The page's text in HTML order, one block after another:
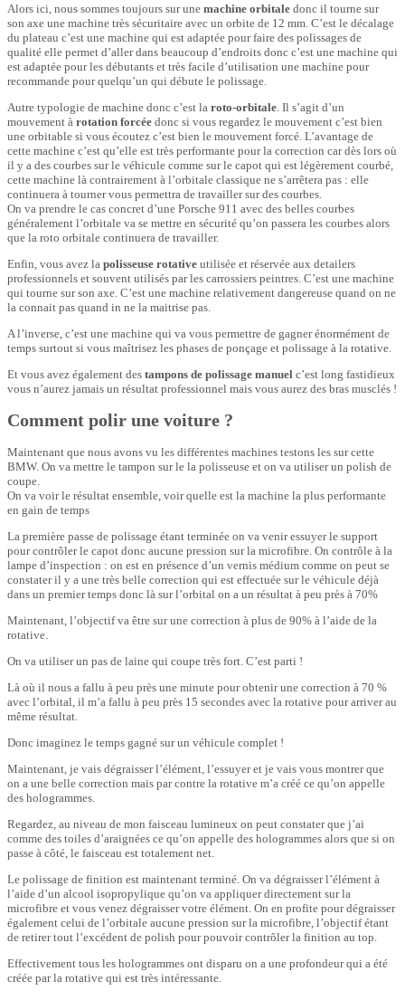
Alors ici, nous sommes toujours sur une machine orbitale donc il tourne sur
son axe une machine très sécuritaire avec un orbite de 12 mm. C’est le décalage
du plateau c’est une machine qui est adaptée pour faire des polissages de
qualité elle permet d’aller dans beaucoup d’endroits donc c’est une machine qui
est adaptée pour les débutants et très facile d’utilisation une machine pour
recommande pour quelqu’un qui débute le polissage.
Autre typologie de machine donc c’est la roto-orbitale . Il s’agit d’un
mouvement à rotation forcée donc si vous regardez le mouvement c’est bien
une orbitable si vous écoutez c’est bien le mouvement forcé. L’avantage de
cette machine c’est qu’elle est très performante pour la correction car dès lors où
il y a des courbes sur le véhicule comme sur le capot qui est légèrement courbé,
cette machine là contrairement à l’orbitale classique ne s’arrêtera pas : elle
continuera à tourner vous permettra de travailler sur des courbes.
On va prendre le cas concret d’une Porsche 911 avec des belles courbes
généralement l’orbitale va se mettre en sécurité qu’on passera les courbes alors
que la roto orbitale continuera de travailler.
Enfin, vous avez la polisseuse rotative utilisée et réservée aux detailers
professionnels et souvent utilisés par les carrossiers peintres. C’est une machine
qui tourne sur son axe. C’est une machine relativement dangereuse quand on ne
la connait pas quand in ne la maitrise pas.
A l’inverse, c’est une machine qui va vous permettre de gagner énormément de
temps surtout si vous maîtrisez les phases de ponçage et polissage à la rotative.
Et vous avez également des tampons de polissage manuel c’est long fastidieux
vous n’aurez jamais un résultat professionnel mais vous aurez des bras musclés !
Comment polir une voiture ?
Maintenant que nous avons vu les différentes machines testons les sur cette
BMW. On va mettre le tampon sur le la polisseuse et on va utiliser un polish de
coupe.
On va voir le résultat ensemble, voir quelle est la machine la plus performante
en gain de temps
La première passe de polissage étant terminée on va venir essuyer le support
pour contrôler le capot donc aucune pression sur la microfibre. On contrôle à la
lampe d’inspection : on est en présence d’un vernis médium comme on peut se
constater il y a une très belle correction qui est effectuée sur le véhicule déjà
dans un premier temps donc là sur l’orbital on a un résultat à peu près à 70%
Maintenant, l’objectif va être sur une correction à plus de 90% à l’aide de la
rotative.
On va utiliser un pas de laine qui coupe très fort. C’est parti !
Là où il nous a fallu à peu près une minute pour obtenir une correction à 70 %
avec l’orbital, il m’a fallu à peu près 15 secondes avec la rotative pour arriver au
même résultat.
Donc imaginez le temps gagné sur un véhicule complet !
Maintenant, je vais dégraisser l’élément, l’essuyer et je vais vous montrer que
on a une belle correction mais par contre la rotative m’a créé ce qu’on appelle
des hologrammes.
Regardez, au niveau de mon faisceau lumineux on peut constater que j’ai
comme des toiles d’araignées ce qu’on appelle des hologrammes alors que si on
passe à côté, le faisceau est totalement net.
Le polissage de finition est maintenant terminé. On va dégraisser l’élément à
l’aide d’un alcool isopropylique qu’on va appliquer directement sur la
microfibre et vous venez dégraisser votre élément. On en profite pour dégraisser
également celui de l’orbitale aucune pression sur la microfibre, l’objectif étant
de retirer tout l’excédent de polish pour pouvoir contrôler la finition au top.
Effectivement tous les hologrammes ont disparu on a une profondeur qui a été
créée par la rotative qui est très intéressante.